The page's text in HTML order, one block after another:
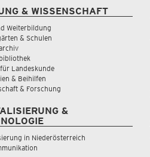
& WISSENSCHAFT
Weiterbildung
& Schulen
Landeskunde
& Beihilfen
& Forschung
&
in Niederösterreich